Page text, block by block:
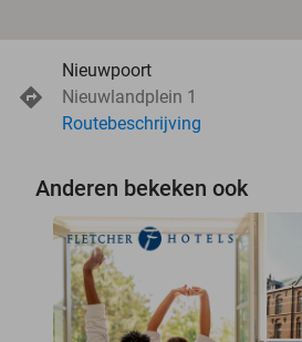
Nieuwpoort
Nieuwlandplein 1
Routebeschrijving
Anderen bekeken ook